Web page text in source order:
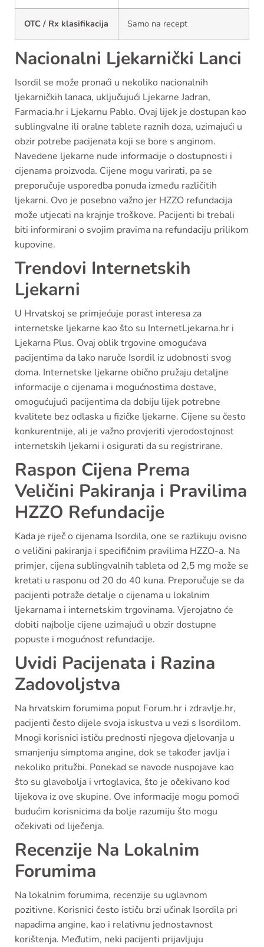
OTC / Rx klasifikacija Samo na recept
Nacionalni Ljekarnički Lanci
Isordil se može pronaći u nekoliko nacionalnih
ljekarničkih lanaca, uključujući Ljekarne Jadran,
Farmacia.hr i Ljekarnu Pablo. Ovaj lijek je dostupan kao
sublingvalne ili oralne tablete raznih doza, uzimajući u
obzir potrebe pacijenata koji se bore s anginom.
Navedene ljekarne nude informacije o dostupnosti i
cijenama proizvoda. Cijene mogu varirati, pa se
preporučuje usporedba ponuda između različitih
ljekarni. Ovo je posebno važno jer HZZO refundacija
može utjecati na krajnje troškove. Pacijenti bi trebali
biti informirani o svojim pravima na refundaciju prilikom
kupovine.
Trendovi Internetskih
Ljekarni
U Hrvatskoj se primjećuje porast interesa za
internetske ljekarne kao što su InternetLjekarna.hr i
Ljekarna Plus. Ovaj oblik trgovine omogućava
pacijentima da lako naruče Isordil iz udobnosti svog
doma. Internetske ljekarne obično pružaju detaljne
informacije o cijenama i mogućnostima dostave,
omogućujući pacijentima da dobiju lijek potrebne
kvalitete bez odlaska u fizičke ljekarne. Cijene su često
konkurentnije, ali je važno provjeriti vjerodostojnost
internetskih ljekarni i osigurati da su registrirane.
Raspon Cijena Prema
Veličini Pakiranja i Pravilima
HZZO Refundacije
Kada je riječ o cijenama Isordila, one se razlikuju ovisno
o veličini pakiranja i specifičnim pravilima HZZO-a. Na
primjer, cijena sublingvalnih tableta od 2,5 mg može se
kretati u rasponu od 20 do 40 kuna. Preporučuje se da
pacijenti potraže detalje o cijenama u lokalnim
ljekarnama i internetskim trgovinama. Vjerojatno će
dobiti najbolje cijene uzimajući u obzir dostupne
popuste i mogućnost refundacije.
Uvidi Pacijenata i Razina
Zadovoljstva
Na hrvatskim forumima poput Forum.hr i zdravlje.hr,
pacijenti često dijele svoja iskustva u vezi s Isordilom.
Mnogi korisnici ističu prednosti njegova djelovanja u
smanjenju simptoma angine, dok se također javlja i
nekoliko pritužbi. Ponekad se navode nuspojave kao
što su glavobolja i vrtoglavica, što je očekivano kod
lijekova iz ove skupine. Ove informacije mogu pomoći
budućim korisnicima da bolje razumiju što mogu
očekivati od liječenja.
Recenzije Na Lokalnim
Forumima
Na lokalnim forumima, recenzije su uglavnom
pozitivne. Korisnici često ističu brzi učinak Isordila pri
napadima angine, kao i relativnu jednostavnost
korištenja. Međutim, neki pacijenti prijavljuju